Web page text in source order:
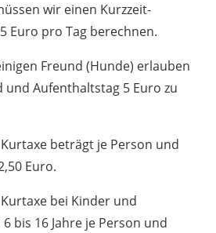
wir einen Kurzzeit-
Euro pro Tag berechnen.
Freund (Hunde) erlauben
und Aufenthaltstag 5 Euro zu
beträgt je Person und
Euro.
bei Kinder und
bis 16 Jahre je Person und